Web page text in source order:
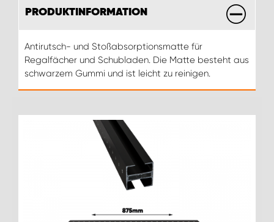
PRODUKTINFORMATION
Antirutsch- und Stoßabsorptionsmatte für
Regalfächer und Schubladen. Die Matte besteht aus
schwarzem Gummi und ist leicht zu reinigen.